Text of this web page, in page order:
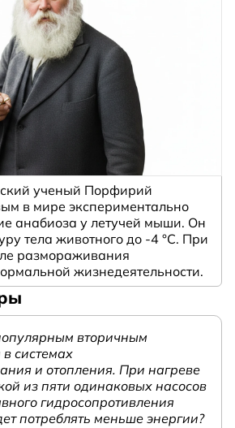
ученый Порфирий
в мире экспериментально
анабиоза у летучей мыши. Он
тела животного до -4 °C. При
размораживания
жизнедеятельности.
вторичным
системах
и отопления. При нагреве
из пяти одинаковых насосов
гидросопротивления
потреблять меньше энергии?